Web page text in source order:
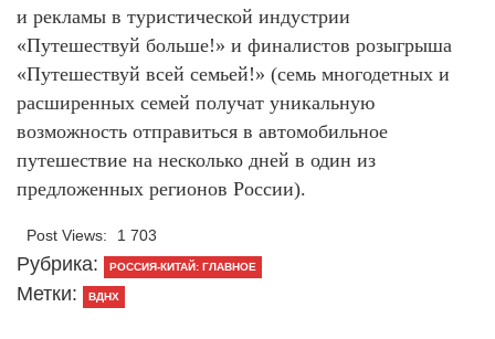
и рекламы в туристической индустрии
«Путешествуй больше!» и финалистов розыгрыша
«Путешествуй всей семьей!» (семь многодетных и
расширенных семей получат уникальную
возможность отправиться в автомобильное
путешествие на несколько дней в один из
предложенных регионов России).
Post Views: 1 703
Рубрика: РОССИЯ-КИТАЙ: ГЛАВНОЕ
Метки: ВДНХ